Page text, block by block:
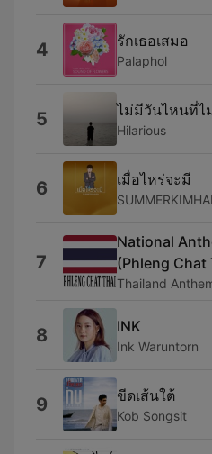
4 รักเธอเสมอ
Palaphol
5 ไม่มีวันไหนที่ไ
Hilarious
6 เมื่อไหร่จะมี
7
National
(Phleng Chat
Thailand
8 INK
Ink Waruntorn
9 ขีดเส้นใต้
Kob Songsit